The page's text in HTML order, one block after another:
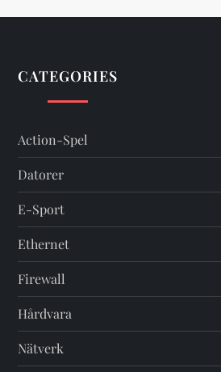
CATEGORIES
Action-Spel
Datorer
E-Sport
Ethernet
Firewall
Hårdvara
Nätverk